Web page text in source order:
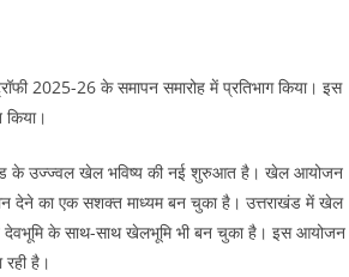
2025-26 के समापन समारोह में प्रतिभाग किया। इस
के उज्ज्वल खेल भविष्य की नई शुरुआत है। खेल आयोजन
देने का एक सशक्त माध्यम बन चुका है। उत्तराखंड में खेल
देवभूमि के साथ-साथ खेलभूमि भी बन चुका है। इस आयोजन
है।